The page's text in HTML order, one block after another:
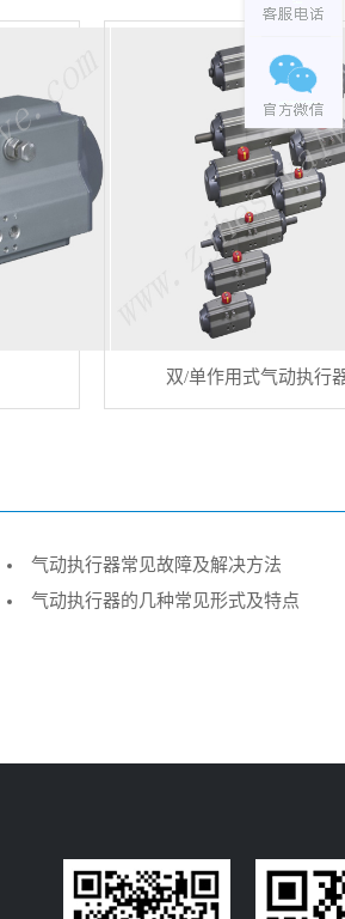
双/单作用式气动执行
气动执行器常见故障及解决方法
气动执行器的几种常见形式及特点